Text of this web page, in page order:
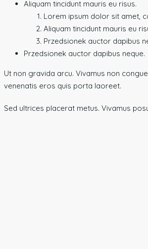
Aliquam tincidunt mauris eu risus.
Lorem ipsum dolor sit amet,
Aliquam tincidunt mauris eu
Przedsionek auctor dapibus
Przedsionek auctor dapibus neque.
Ut non gravida arcu. Vivamus non
venenatis eros quis porta laoreet.
Sed ultrices placerat metus. Vivamus